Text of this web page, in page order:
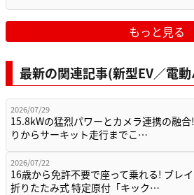
もっと見る
最新の関連記事(新型EV／電
2026/07/29
15.8kWの猛烈パワーとカメラ連携の融
りからサーキット走行までこ…
2026/07/22
16歳から免許不要で座って乗れる! ブレ
折りたたみ式 特定原付「キック…